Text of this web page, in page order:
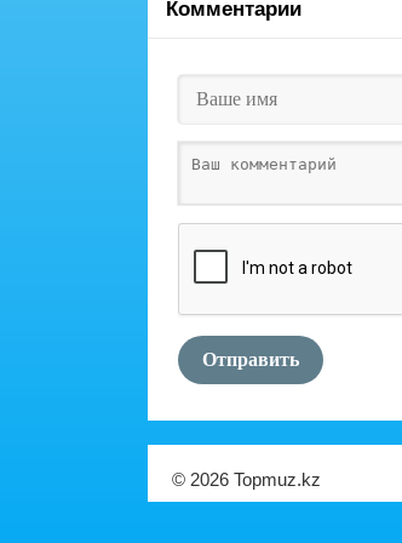
Комментарии
Отправить
© 2026 Topmuz.kz